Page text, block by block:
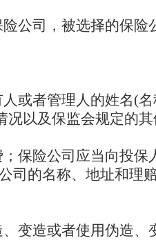
公司，被选择的保险
或者管理人的姓名(名
况以及保监会规定的其
保险公司应当向投保
司的名称、地址和理
变造或者使用伪造、